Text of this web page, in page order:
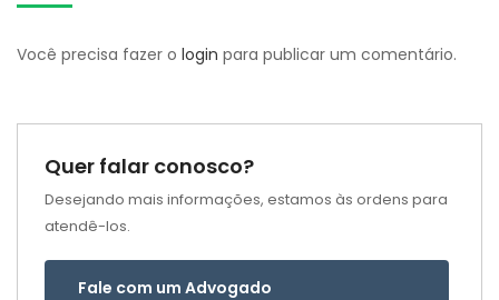
Você precisa fazer o login para publicar um comentário.
Quer falar conosco?
Desejando mais informações, estamos às ordens para
atendê-los.
Fale com um Advogado